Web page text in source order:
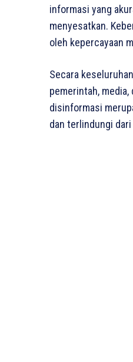
informasi yang
menyesatkan.
oleh kepercayaan
Secara
pemerintah, media,
disinformasi
dan terlindungi